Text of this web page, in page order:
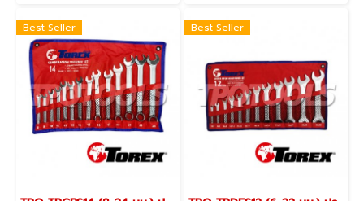
Best Seller Best Seller